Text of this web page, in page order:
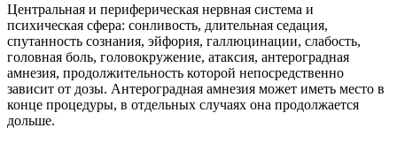
Центральная и периферическая нервная система и
психическая сфера: сонливость, длительная седация,
спутанность сознания, эйфория, галлюцинации, слабость,
головная боль, головокружение, атаксия, антероградная
амнезия, продолжительность которой непосредственно
зависит от дозы. Антероградная амнезия может иметь место в
конце процедуры, в отдельных случаях она продолжается
дольше.